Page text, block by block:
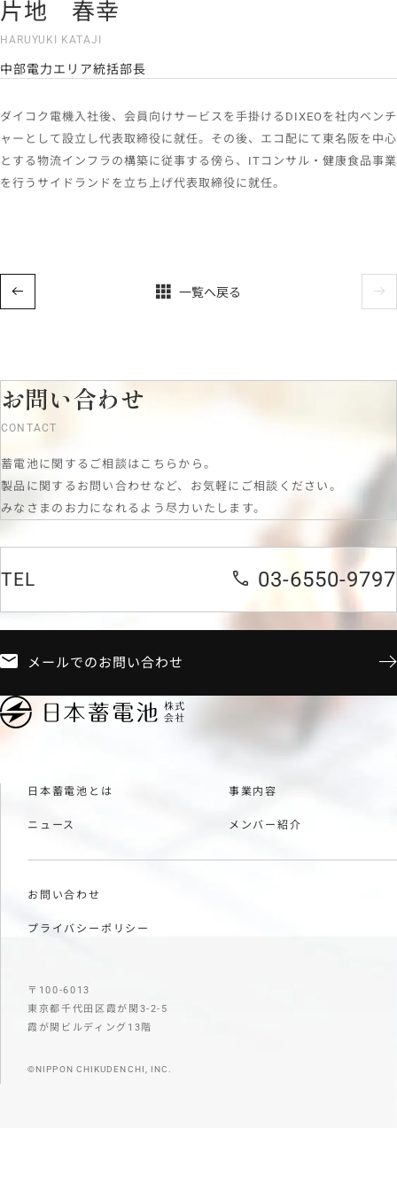
片地 春幸
HARUYUKI KATAJI
中部電力エリア統括部長
ダイコク電機入社後、会員向けサービスを手掛けるDIXEOを社内ベンチ
ャーとして設立し代表取締役に就任。その後、エコ配にて東名阪を中心
とする物流インフラの構築に従事する傍ら、ITコンサル・健康食品事業
を行うサイドランドを立ち上げ代表取締役に就任。
一覧へ戻る
お問い合わせ
CONTACT
蓄電池に関するご相談はこちらから。
製品に関するお問い合わせなど、お気軽にご相談ください。
みなさまのお力になれるよう尽力いたします。
TEL 03-6550-9797
メールでのお問い合わせ
日本蓄電池とは
ニュース
事業内容
メンバー紹介
お問い合わせ
プライバシーポリシー
〒100-6013
東京都千代田区霞が関3-2-5
霞が関ビルディング13階
©NIPPON CHIKUDENCHI, INC.